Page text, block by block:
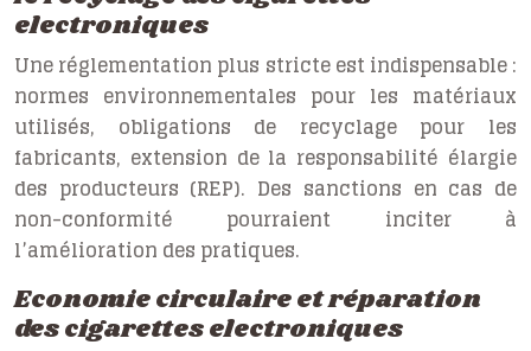
electroniques
Une réglementation plus stricte est indispensable :
normes environnementales pour les matériaux
utilisés, obligations de recyclage pour les
fabricants, extension de la responsabilité élargie
des producteurs (REP). Des sanctions en cas de
non-conformité pourraient inciter à
l’amélioration des pratiques.
Economie circulaire et réparation
des cigarettes electroniques